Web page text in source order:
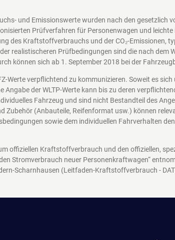
und Emissionswerte wurden nach den
Prüfverfahren für Personenwagen und
des Kraftstoffverbrauchs und der CO₂-Emissionen,
realistischeren Prüfbedingungen sind die nach
können sich ab 1. September 2018 bei der
Werte verpflichtend zu kommunizieren. Soweit es
Angabe der WLTP-Werte kann bis zu deren
Fahrzeug und sind nicht Bestandteil des
Zubehör (Anbauteile, Reifenformat usw.) können
sowie dem individuellen Fahrverhalten
offiziellen Kraftstoffverbrauch und den offiziellen,
Stromverbrauch neuer Personenkraftwagen“
Scharnhausen (Leitfaden-Kraftstoffverbrauch -